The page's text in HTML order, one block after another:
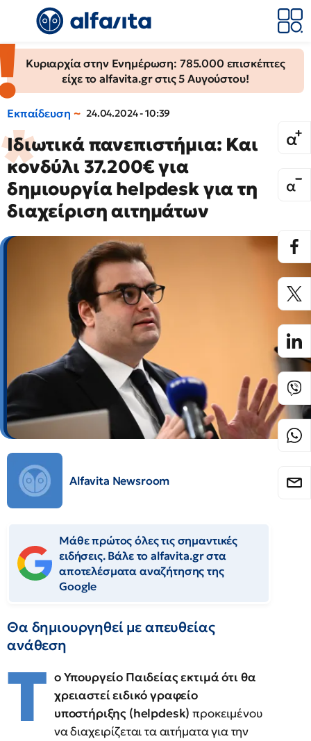
Κυριαρχία στην Ενημέρωση: 785.000 επισκέπτες
είχε το alfavita.gr στις 5 Αυγούστου!
Εκπαίδευση 24.04.2024 - 10:39
Ιδιωτικά πανεπιστήμια: Kαι
κονδύλι 37.200€ για
δημιουργία helpdesk για τη
διαχείριση αιτημάτων
Alfavita Newsroom
Μάθε πρώτος όλες τις σημαντικές
ειδήσεις. Βάλε το alfavita.gr στα
αποτελέσματα αναζήτησης της
Google
Θα δημιουργηθεί με απευθείας
ανάθεση
Τ ο Υπουργείο Παιδείας εκτιμά ότι θα
χρειαστεί ειδικό γραφείο
υποστήριξης (helpdesk)προκειμένου
να διαχειρίζεται τα αιτήματα για την